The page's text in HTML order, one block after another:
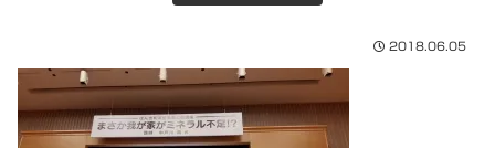
2018.06.05